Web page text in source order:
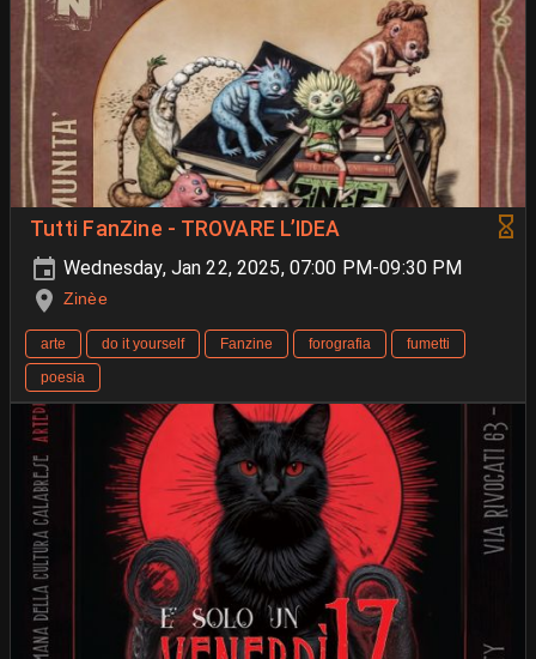
Tutti FanZine - TROVARE L’IDEA
Wednesday, Jan 22, 2025, 07:00 PM-09:30 PM
Zinèe
arte do it yourself Fanzine forografia
fumetti
poesia